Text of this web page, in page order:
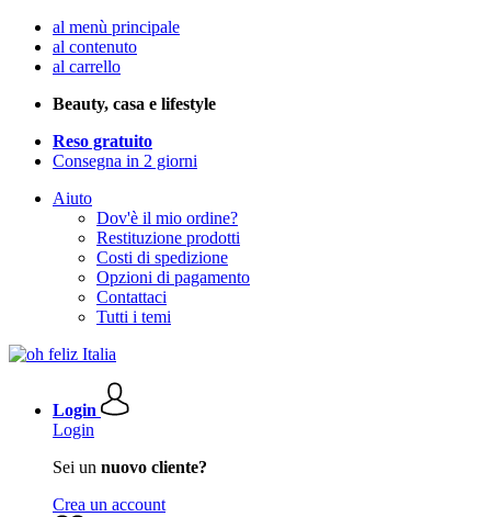
al menù principale
al contenuto
al carrello
Beauty, casa e lifestyle
Reso gratuito
Consegna in 2 giorni
Aiuto
Dov'è il mio ordine?
Restituzione prodotti
Costi di spedizione
Opzioni di pagamento
Contattaci
Tutti i temi
Login
Login
Sei un nuovo cliente?
Crea un account